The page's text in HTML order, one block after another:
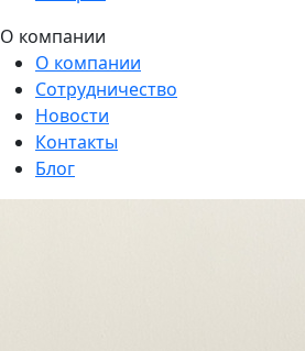
О компании
О компании
Сотрудничество
Новости
Контакты
Блог